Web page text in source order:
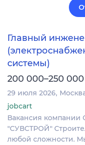
Главный
системы)
200 000–250 000
29 июля 2026
jobcart
Вакансия
"СУВСТРОЙ"
любой сложности.